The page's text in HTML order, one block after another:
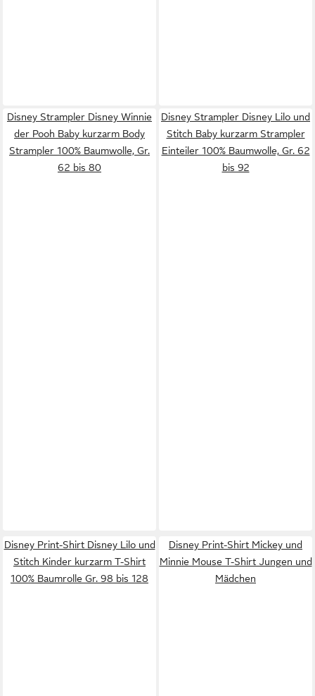
Disney Strampler Disney Winnie
der Pooh Baby kurzarm Body
Strampler 100% Baumwolle, Gr.
62 bis 80
Disney Strampler Disney Lilo und
Stitch Baby kurzarm Strampler
Einteiler 100% Baumwolle, Gr. 62
bis 92
Disney Print-Shirt Disney Lilo und
Stitch Kinder kurzarm T-Shirt
100% Baumrolle Gr. 98 bis 128
Disney Print-Shirt Mickey und
Minnie Mouse T-Shirt Jungen und
Mädchen